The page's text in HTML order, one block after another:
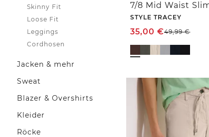
Skinny Fit
Loose Fit
Leggings
Cordhosen
Jacken & mehr
Sweat
Blazer & Overshirts
Kleider
Röcke
STYLE TRACEY
35,00€49,99€